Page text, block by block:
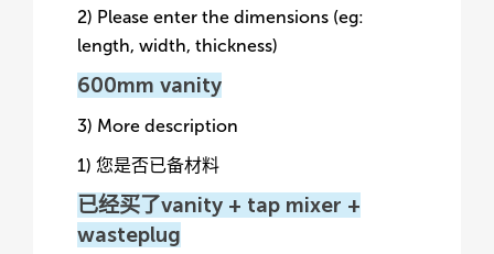
2) Please enter the dimensions (eg:
length, width, thickness)
600mm vanity
3) More description
1) 您是否已备材料
已经买了vanity + tap mixer +
wasteplug